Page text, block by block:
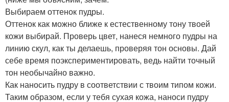
Выбираем оттенок пудры.
Оттенок как можно ближе к естественному тону твоей
кожи выбирай. Проверь цвет, нанеся немного пудры на
линию скул, как ты делаешь, проверяя тон основы. Дай
себе время поэкспериментировать, ведь найти точный
тон необычайно важно.
Как наносить пудру в соответствии с твоим типом кожи.
Таким образом, если у тебя сухая кожа, наноси пудру